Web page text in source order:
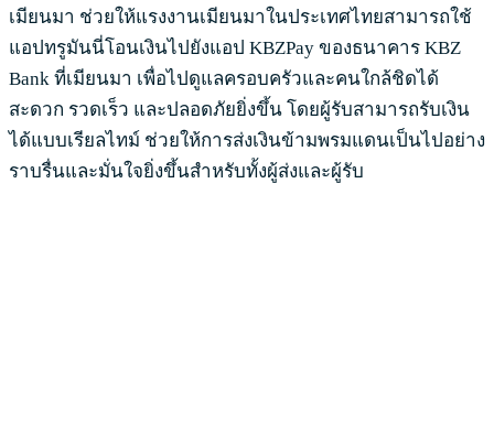
เมียนมา ช่วยให้แรงงานเมียนมาในประเทศไทยสามารถใช้
แอปทรูมันนี่โอนเงินไปยังแอป KBZPay ของธนาคาร KBZ
Bank ที่เมียนมา เพื่อไปดูแลครอบครัวและคนใกล้ชิดได้
สะดวก รวดเร็ว และปลอดภัยยิ่งขึ้น โดยผู้รับสามารถรับเงิน
ได้แบบเรียลไทม์ ช่วยให้การส่งเงินข้ามพรมแดนเป็นไปอย่าง
ราบรื่นและมั่นใจยิ่งขึ้นสำหรับทั้งผู้ส่งและผู้รับ